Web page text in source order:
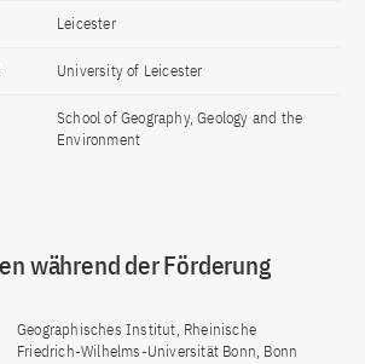
Leicester
University of Leicester
School of Geography, Geology and the
Environment
während der Förderung
Geographisches Institut, Rheinische
Friedrich-Wilhelms-Universität Bonn, Bonn